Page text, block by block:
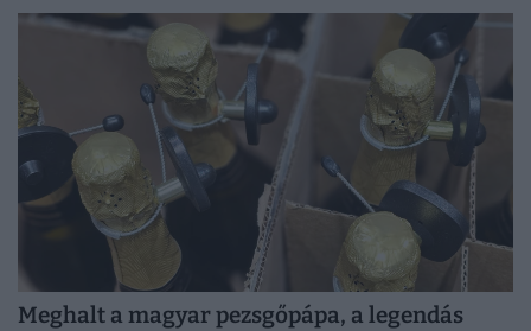
tájékoztatást.
Meghalt a magyar pezsgőpápa, a legendás